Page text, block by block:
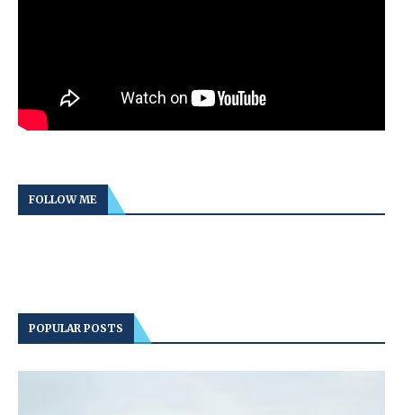
FOLLOW ME
POPULAR POSTS